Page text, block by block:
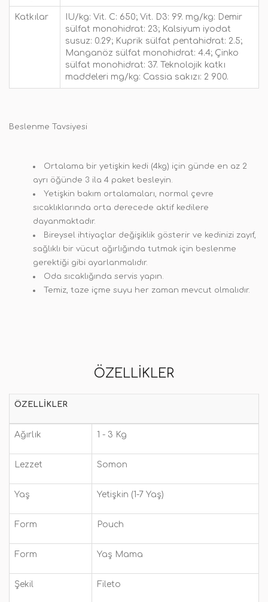
Katkılar
IU/kg: Vit. C: 650; Vit. D3: 99. mg/kg: Demir
sülfat monohidrat: 23; Kalsiyum iyodat
susuz: 0.29; Kuprik sülfat pentahidrat: 2.5;
Manganöz sülfat monohidrat: 4.4; Çinko
sülfat monohidrat: 37. Teknolojik katkı
maddeleri mg/kg: Cassia sakızı: 2 900.
Beslenme Tavsiyesi
Ortalama bir yetişkin kedi (4kg) için günde en az 2
ayrı öğünde 3 ila 4 paket besleyin.
Yetişkin bakım ortalamaları, normal çevre
sıcaklıklarında orta derecede aktif kedilere
dayanmaktadır.
Bireysel ihtiyaçlar değişiklik gösterir ve kedinizi zayıf,
sağlıklı bir vücut ağırlığında tutmak için beslenme
gerektiği gibi ayarlanmalıdır.
Oda sıcaklığında servis yapın.
Temiz, taze içme suyu her zaman mevcut olmalıdır.
ÖZELLIKLER
ÖZELLIKLER
Ağırlık 1 - 3 Kg
Lezzet Somon
Yaş Yetişkin (1-7 Yaş)
Form Pouch
Form Yaş Mama
Şekil Fileto